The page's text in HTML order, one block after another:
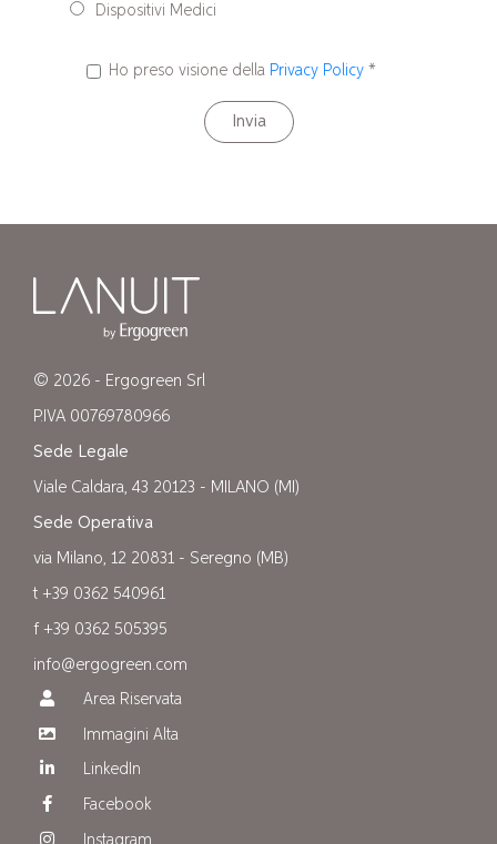
Dispositivi Medici
Ho preso visione della Privacy Policy *
Invia
© 2026 - Ergogreen Srl
P.IVA 00769780966
Sede Legale
Viale Caldara, 43 20123 - MILANO (MI)
Sede Operativa
via Milano, 12 20831 - Seregno (MB)
t +39 0362 540961
f +39 0362 505395
info@ergogreen.com
Area Riservata
Immagini Alta
LinkedIn
Facebook
Instagram